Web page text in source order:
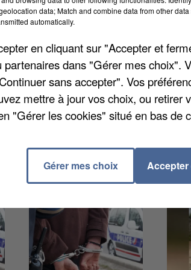
familles, et plus
sont pas dotés de la même façon
Ces derniers vont en crèche,
Loir, la plupart des communes
est plus compliquée à
Epernon.
data; Match and combine data from other
automatically.
en cliquant sur "Accepter et
partenaires dans "Gérer mes choix".
sans accepter". Vos
mettre à jour vos choix, ou retirer
"Gérer les cookies" situé en bas de
Gérer mes choix Accepter